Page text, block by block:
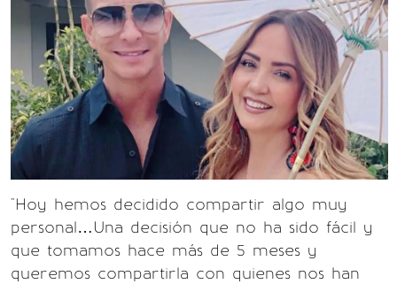
"Hoy hemos decidido compartir algo muy
personal…Una decisión que no ha sido fácil y
que tomamos hace más de 5 meses y
queremos compartirla con quienes nos han